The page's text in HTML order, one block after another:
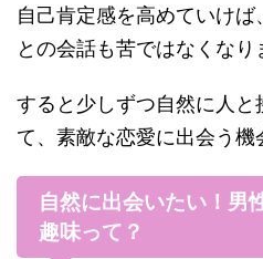
自己肯定感を高めていけ
との会話も苦ではなくなり
すると少しずつ自然に人と
て、素敵な恋愛に出会う機
自然に出会いたい！男
趣味って？